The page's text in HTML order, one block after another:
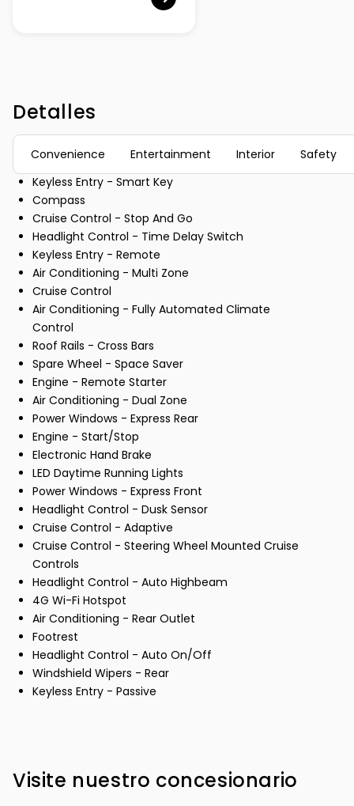
Detalles
Convenience Entertainment Interior
Safety
Keyless Entry - Smart Key
Compass
Cruise Control - Stop And Go
Headlight Control - Time Delay Switch
Keyless Entry - Remote
Air Conditioning - Multi Zone
Cruise Control
Air Conditioning - Fully Automated Climate
Control
Roof Rails - Cross Bars
Spare Wheel - Space Saver
Engine - Remote Starter
Air Conditioning - Dual Zone
Power Windows - Express Rear
Engine - Start/Stop
Electronic Hand Brake
LED Daytime Running Lights
Power Windows - Express Front
Headlight Control - Dusk Sensor
Cruise Control - Adaptive
Cruise Control - Steering Wheel Mounted Cruise
Controls
Headlight Control - Auto Highbeam
4G Wi-Fi Hotspot
Air Conditioning - Rear Outlet
Footrest
Headlight Control - Auto On/Off
Windshield Wipers - Rear
Keyless Entry - Passive
Visite nuestro concesionario